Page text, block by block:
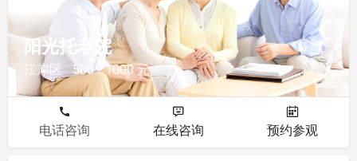
阳光托老院
江岸区 500 - 1000 元
电话咨询 在线咨询 预约参观